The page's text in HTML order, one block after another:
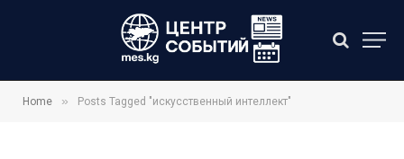
Home » Posts Tagged "искусственный интеллект"